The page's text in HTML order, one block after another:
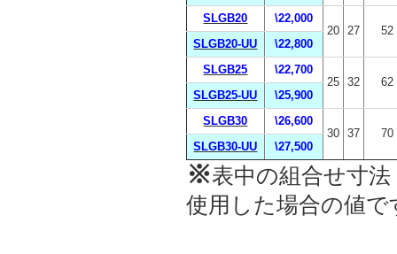
SLGB20
\22,000
20
27
52
SLGB20-UU
\22,800
SLGB25
\22,700
25 32
62
SLGB25-UU
\25,900
SLGB30
\26,600
30 37
70
SLGB30-UU
\27,500
※表中の組合せ寸
使用した場合の値で